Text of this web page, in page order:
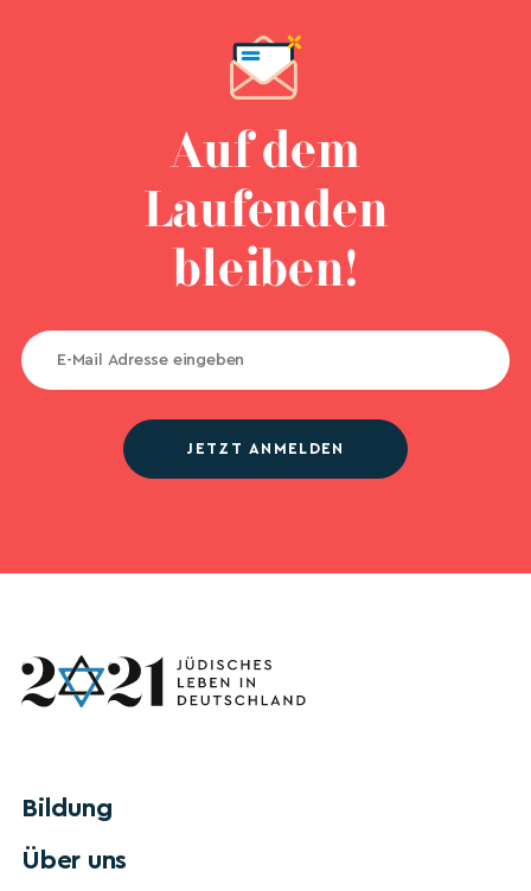
Auf dem
Laufenden
bleiben!
JETZT ANMELDEN
Bildung
Über uns